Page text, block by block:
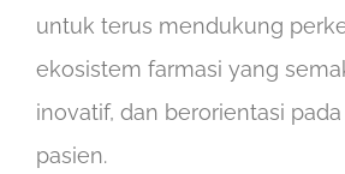
untuk terus mendukung
ekosistem farmasi yang
inovatif, dan berorientasi
pasien.